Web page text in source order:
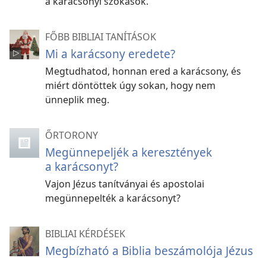
FŐBB BIBLIAI TANÍTÁSOK
Mi a karácsony eredete?
Megtudhatod, honnan ered a karácsony, és
miért döntöttek úgy sokan, hogy nem
ünneplik meg.
ŐRTORONY
Megünnepeljék a keresztények
a karácsonyt?
Vajon Jézus tanítványai és apostolai
megünnepelték a karácsonyt?
BIBLIAI KÉRDÉSEK
Megbízható a Biblia beszámolója Jézus